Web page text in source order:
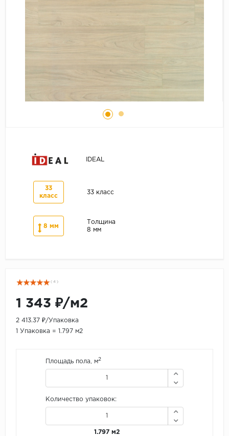
Серый
Страна
Австрия
IDEAL
33
класс
33 класс
8 мм
Толщина
8 мм
( 4 )
1 343 ₽/м2
2 413.37 ₽/Упаковка
1 Упаковка = 1.797 м2
Площадь пола, м2
Количество упаковок:
1.797 м2